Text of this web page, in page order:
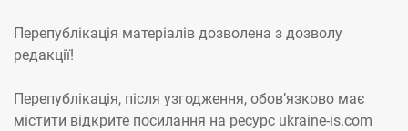
Перепублікація матеріалів дозволена з дозволу
редакції!
Перепублікація, після узгодження, обов’язково має
містити відкрите посилання на ресурс ukraine-is.com